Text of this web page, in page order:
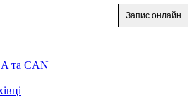
Запис онлайн
та CAN